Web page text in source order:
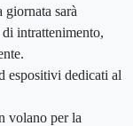
giornata sarà
intrattenimento,
espositivi dedicati al
volano per la